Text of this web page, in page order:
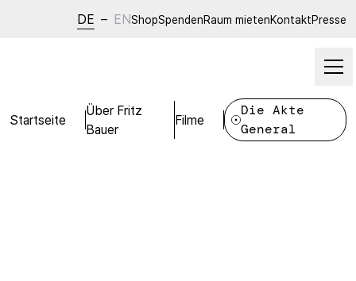
DE – ENShopSpendenRaum mietenKontaktPresse
Startseite
Über Fritz
Bauer
Filme
Die Akte
General